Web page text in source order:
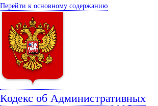
Перейти к основному содержанию
Кодекс об Административных